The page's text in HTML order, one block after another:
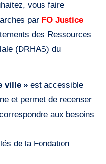
vous faire
par FO Justice
des Ressources
(DRHAS) du
ville » est accessible
et permet de recenser
aux besoins
de la Fondation